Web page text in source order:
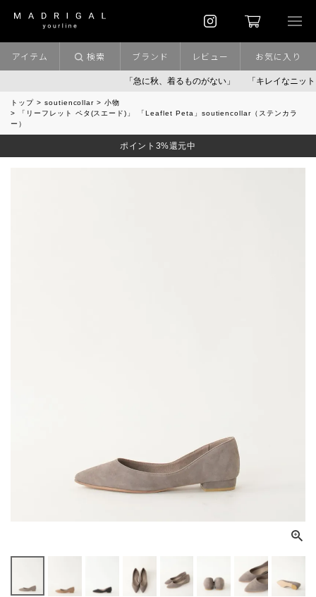
「急に秋、着るものがない」 「キレイなニット」 ポイ
アイテム 検索 ブランド レビュー お気に入り
トップ soutiencollar
小物
「リーフレット ペタ(スエード)」 「Leaflet Peta」soutiencollar（ステンカラ
ー）
ポイント3%還元中